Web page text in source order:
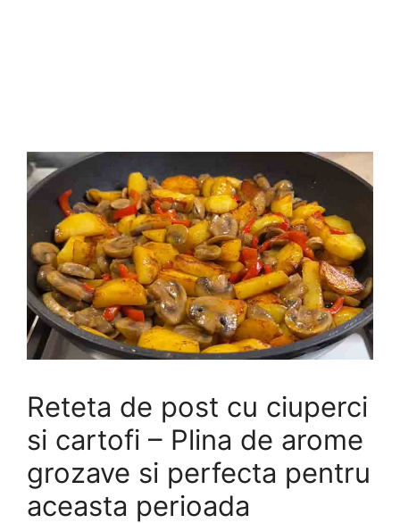
Reteta de post cu ciuperci
si cartofi – Plina de arome
grozave si perfecta pentru
aceasta perioada